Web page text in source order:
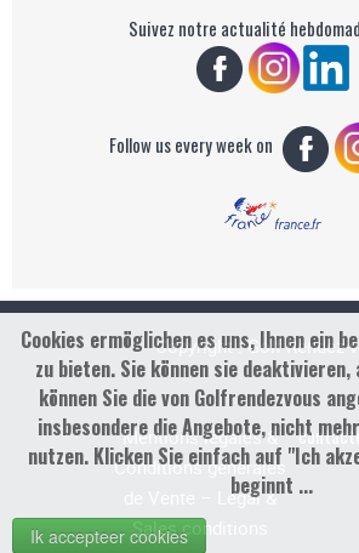
Suivez notre actualité
Follow us every week on
Copyright : Golf Rendez-
Mentions légales &
Conditions générales
de Vente – Legal &
Sales conditions
Cookies ermöglichen es uns, Ihnen ein
zu bieten. Sie können sie deaktivieren,
können Sie die von Golfrendezvous
insbesondere die Angebote, nicht
nutzen. Klicken Sie einfach auf "Ich
beginnt ...
Ik accepteer cookies